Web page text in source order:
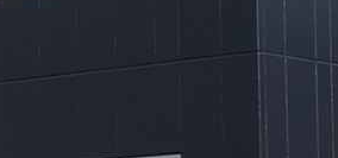
【NAPOLEON】 ミラー